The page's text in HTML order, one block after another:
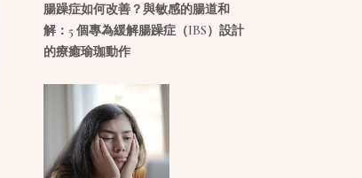
腸躁症如何改善？與敏感的腸道和
解：5 個專為緩解腸躁症（IBS）設計
的療癒瑜珈動作